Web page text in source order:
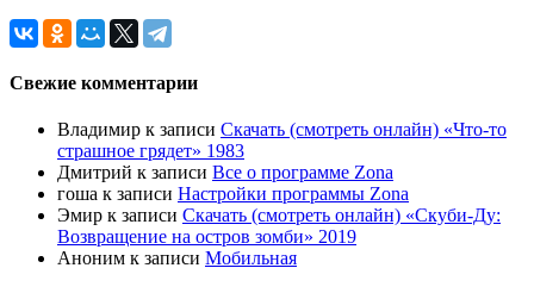
Свежие комментарии
Владимир к записи Скачать (смотреть онлайн) «Что-то
страшное грядет» 1983
Дмитрий к записи Все о программе Zona
гоша к записи Настройки программы Zona
Эмир к записи Скачать (смотреть онлайн) «Скуби-Ду:
Возвращение на остров зомби» 2019
Аноним к записи Мобильная